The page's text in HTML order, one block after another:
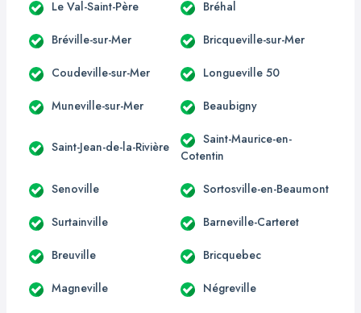
Le Val-Saint-Père Bréhal
Bréville-sur-Mer Bricqueville-sur-Mer
Coudeville-sur-Mer Longueville 50
Muneville-sur-Mer Beaubigny
Saint-Jean-de-la-Rivière
Saint-Maurice-en-
Cotentin
Senoville Sortosville-en-Beaumont
Surtainville Barneville-Carteret
Breuville Bricquebec
Magneville Négreville